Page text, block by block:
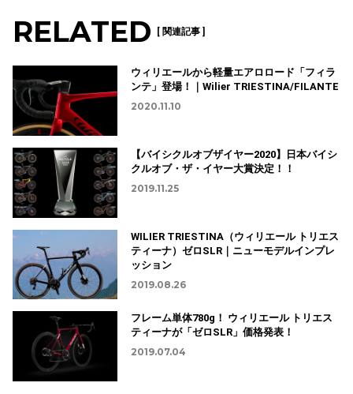
RELATED [ 関連記事 ]
ウィリエールから軽量エアロロード「フィラ
ンテ」登場！｜Wilier TRIESTINA/FILANTE
2020.11.10
【バイシクルオブザイヤー2020】日本バイシ
クルオブ・ザ・イヤー大賞決定！！
2019.11.25
WILIER TRIESTINA（ウィリエール トリエス
ティーナ）ゼロSLR｜ニューモデルインプレ
ッション
2019.08.26
フレーム単体780g！ ウィリエール トリエス
ティーナが「ゼロSLR」価格発表！
2019.07.04